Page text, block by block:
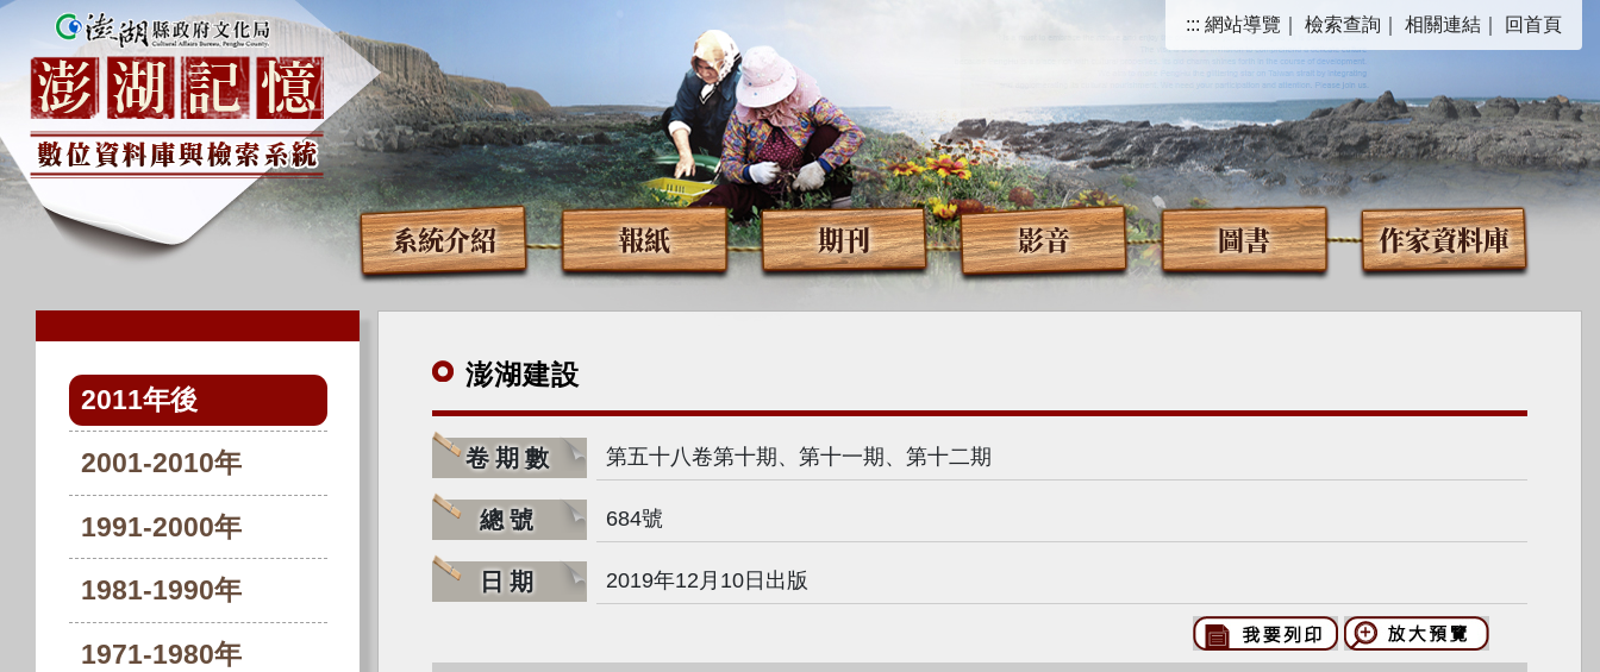
::: 網站導覽 檢索查詢 相關連結 回首頁
系統介紹 報紙 期刊 影音 圖書 作家資料庫
2011年後
2001-2010年
1991-2000年
1981-1990年
1971-1980年
澎湖建設
卷期數 第五十八卷第十期、第十一期、第十二期
總號 684號
日期 2019年12月10日出版